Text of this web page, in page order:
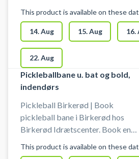
multihallen og spil pickleball.
Pickleball bane er med bolde og
bat til 4 pickleball spillere.
This product is available on these
14. Aug 15. Aug 16.
22. Aug
Pickleballbane u. bat og bold,
indendørs
Pickleball Birkerød | Book
pickleball bane i Birkerød hos
Birkerød Idrætscenter. Book en
Birkerød Idrætscenters multihal.
This product is available on these